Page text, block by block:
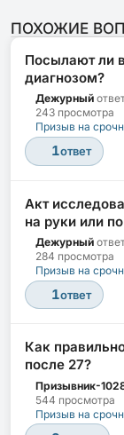
ПОХОЖИЕ
Посылают ли
диагнозом?
Дежурный
243 просмотра
Призыв на
1ответ
Акт
на руки или
Дежурный
284 просмотра
Призыв на
1ответ
Как
после 27?
Призывник-
544 просмотра
Призыв на